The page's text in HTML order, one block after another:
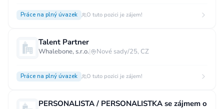
Práce na plný úvazek O tuto pozici je zájem!
Talent Partner
Whalebone, s.r.o.| Nové sady/25, CZ
Práce na plný úvazek O tuto pozici je zájem!
PERSONALISTA / PERSONALISTKA se zájmem o